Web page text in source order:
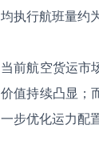
均执行航班量约
当前航空货运市
价值持续凸显；
一步优化运力配